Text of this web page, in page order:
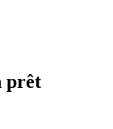
prêt